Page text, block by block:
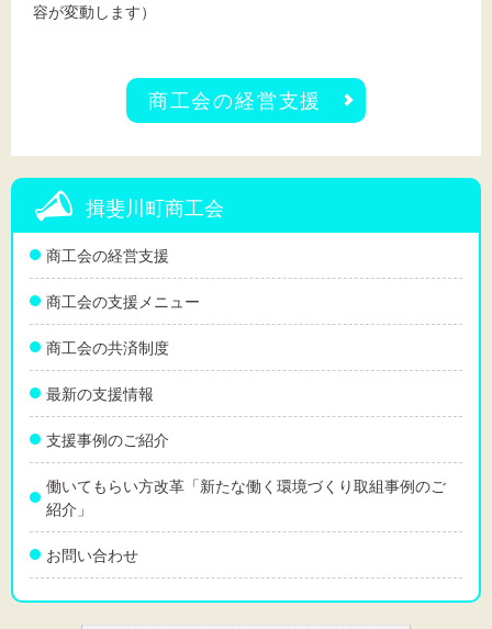
揖斐川町商工会
商工会の経営支援
商工会の支援メニュー
商工会の共済制度
最新の支援情報
支援事例のご紹介
働いてもらい方改革「新たな働く環境づくり取組事例のご
紹介」
お問い合わせ
容が変動します）
商工会の経営支援